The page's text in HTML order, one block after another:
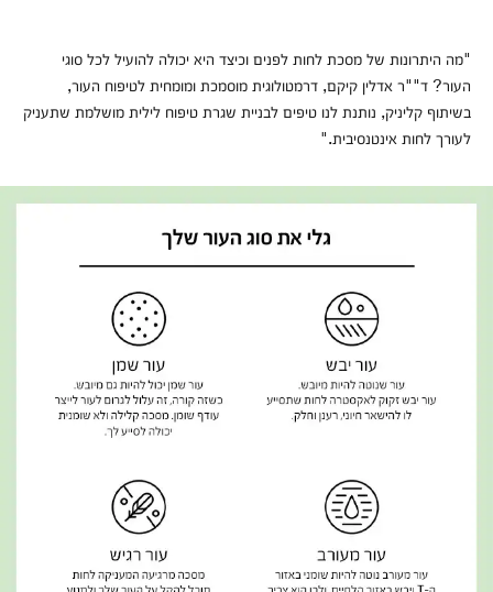
"מה היתרונות של מסכת לחות לפנים וכיצד היא יכולה להועיל לכל סוגי
העור? ד""ר אדלין קיקם, דרמטולוגית מוסמכת ומומחית לטיפוח העור,
בשיתוף קליניק, נותנת לנו טיפים לבניית שגרת טיפוח לילית מושלמת שתעניק
לעורך לחות אינטנסיבית."